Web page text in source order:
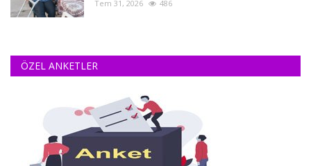
Tem 31, 2026 486
ÖZEL ANKETLER